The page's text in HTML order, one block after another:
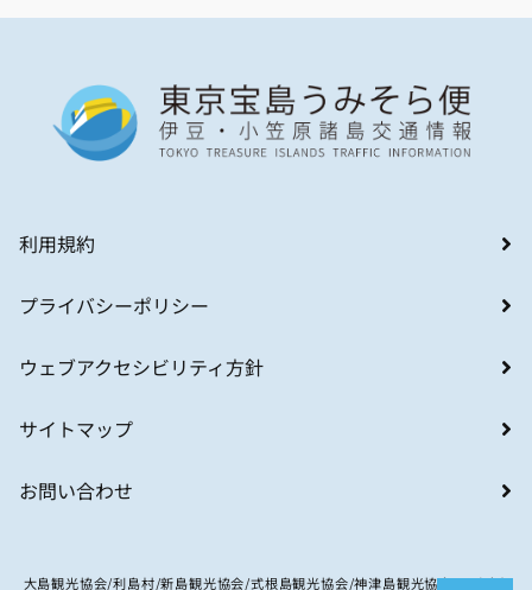
利用規約
プライバシーポリシー
ウェブアクセシビリティ方針
サイトマップ
お問い合わせ
大島観光協会/利島村/新島観光協会/式根島観光協会/神津島観光協会/八丈島観